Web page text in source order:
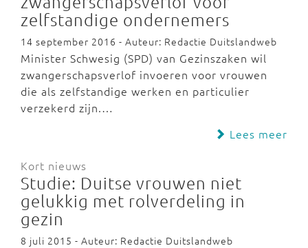
zelfstandige ondernemers
14 september 2016 - Auteur: Redactie Duitslandweb
Minister Schwesig (SPD) van Gezinszaken wil
zwangerschapsverlof invoeren voor vrouwen
die als zelfstandige werken en particulier
verzekerd zijn.…
Lees meer
Kort nieuws
Studie: Duitse vrouwen niet
gelukkig met rolverdeling in
gezin
8 juli 2015 - Auteur: Redactie Duitslandweb